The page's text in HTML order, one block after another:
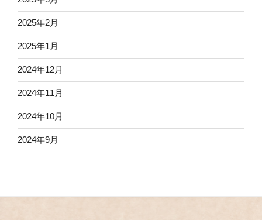
2025年2月
2025年1月
2024年12月
2024年11月
2024年10月
2024年9月